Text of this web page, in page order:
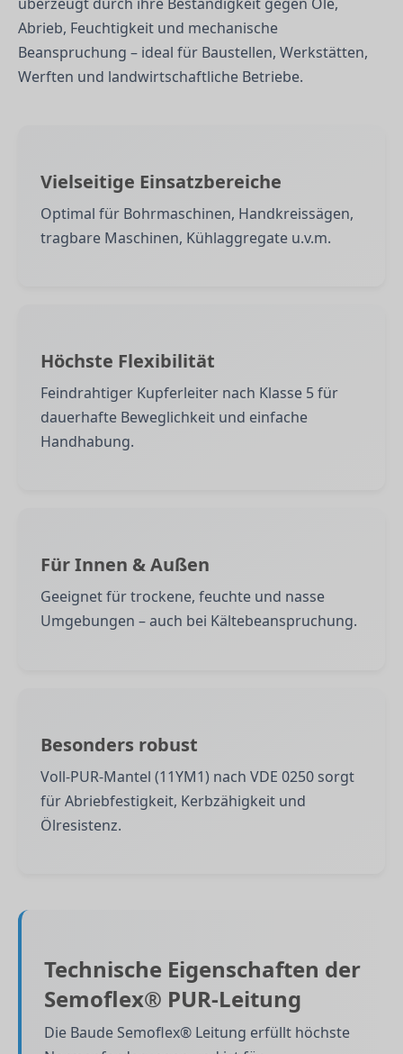
Abrieb, Feuchtigkeit und mechanische
Beanspruchung – ideal für Baustellen, Werkstätten,
Werften und landwirtschaftliche Betriebe.
Vielseitige Einsatzbereiche
Optimal für Bohrmaschinen, Handkreissägen,
tragbare Maschinen, Kühlaggregate u.v.m.
Höchste Flexibilität
Feindrahtiger Kupferleiter nach Klasse 5 für
dauerhafte Beweglichkeit und einfache
Handhabung.
Für Innen & Außen
Geeignet für trockene, feuchte und nasse
Umgebungen – auch bei Kältebeanspruchung.
Besonders robust
Voll-PUR-Mantel (11YM1) nach VDE 0250 sorgt
für Abriebfestigkeit, Kerbzähigkeit und
Ölresistenz.
Technische Eigenschaften der
Semoflex® PUR-Leitung
Die Baude Semoflex® Leitung erfüllt höchste